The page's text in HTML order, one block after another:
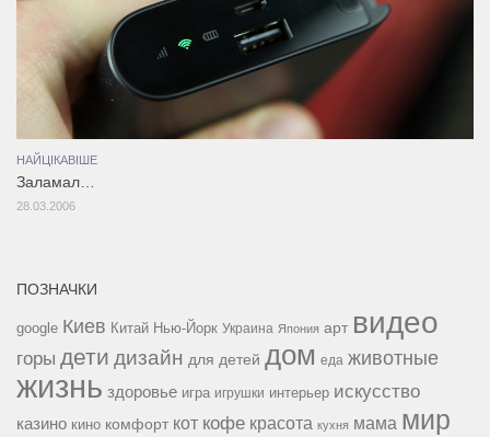
НАЙЦІКАВІШЕ
Заламал…
28.03.2006
ПОЗНАЧКИ
google Киев Китай Нью-Йорк Украина Япония арт видео
горы дети дизайн для детей дом еда животные
жизнь здоровье игра игрушки интерьер искусство
казино кино комфорт кот кофе красота кухня мама мир